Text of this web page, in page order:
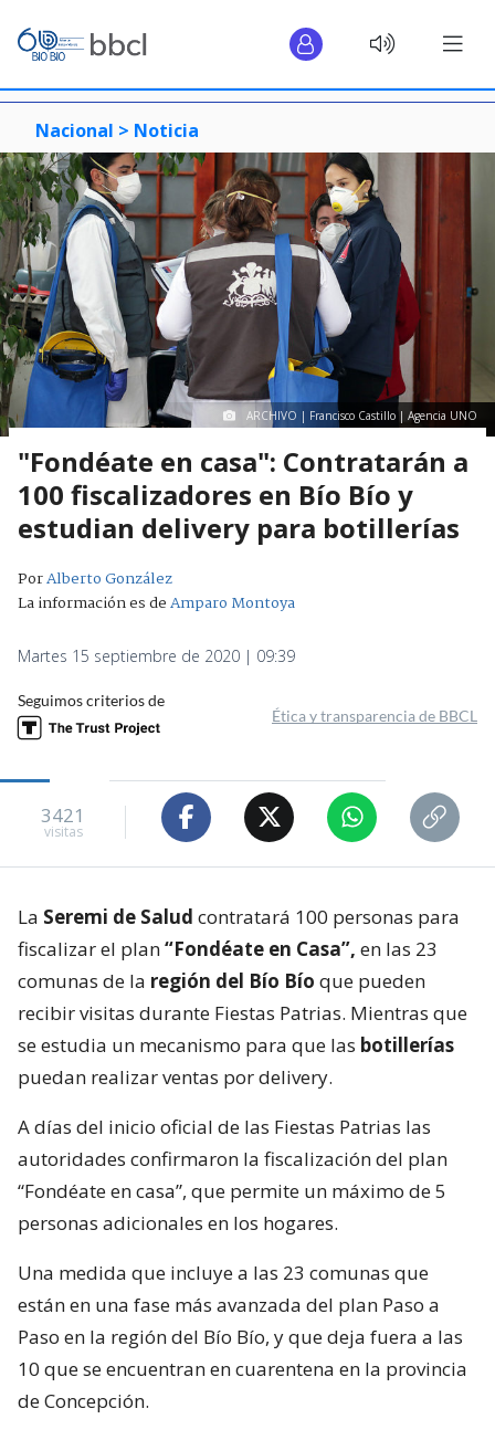
Nacional > Noticia
ARCHIVO | Francisco Castillo | Agencia UNO
"Fondéate en casa": Contratarán a
100 fiscalizadores en Bío Bío y
estudian delivery para botillerías
PorAlberto González
La información es deAmparo Montoya
Martes 15 septiembre de 2020 | 09:39
Seguimos criterios de
Ética y transparencia de BBCL
3421
visitas
La Seremi de Salud contratará 100 personas para
fiscalizar el plan“Fondéate en Casa”, en las 23
comunas de la región del Bío Bío que pueden
recibir visitas durante Fiestas Patrias. Mientras que
se estudia un mecanismo para que las botillerías
puedan realizar ventas por delivery.
A días del inicio oficial de las Fiestas Patrias las
autoridades confirmaron la fiscalización del plan
“Fondéate en casa”, que permite un máximo de 5
personas adicionales en los hogares.
Una medida que incluye a las 23 comunas que
están en una fase más avanzada del plan Paso a
Paso en la región del Bío Bío, y que deja fuera a las
10 que se encuentran en cuarentena en la provincia
de Concepción.